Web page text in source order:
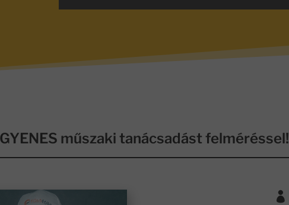
műszaki tanácsadást felméréssel!
